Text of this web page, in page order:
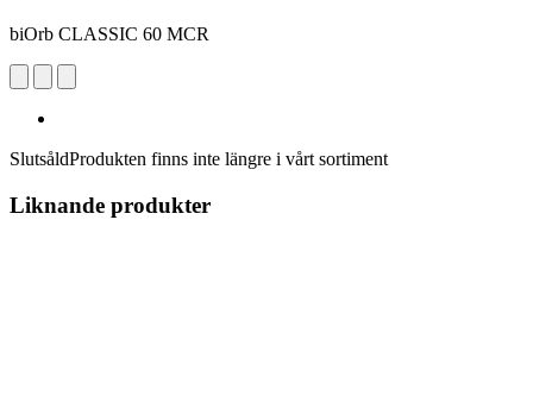
biOrb CLASSIC 60 MCR
SlutsåldProdukten finns inte längre i vårt sortiment
Liknande produkter